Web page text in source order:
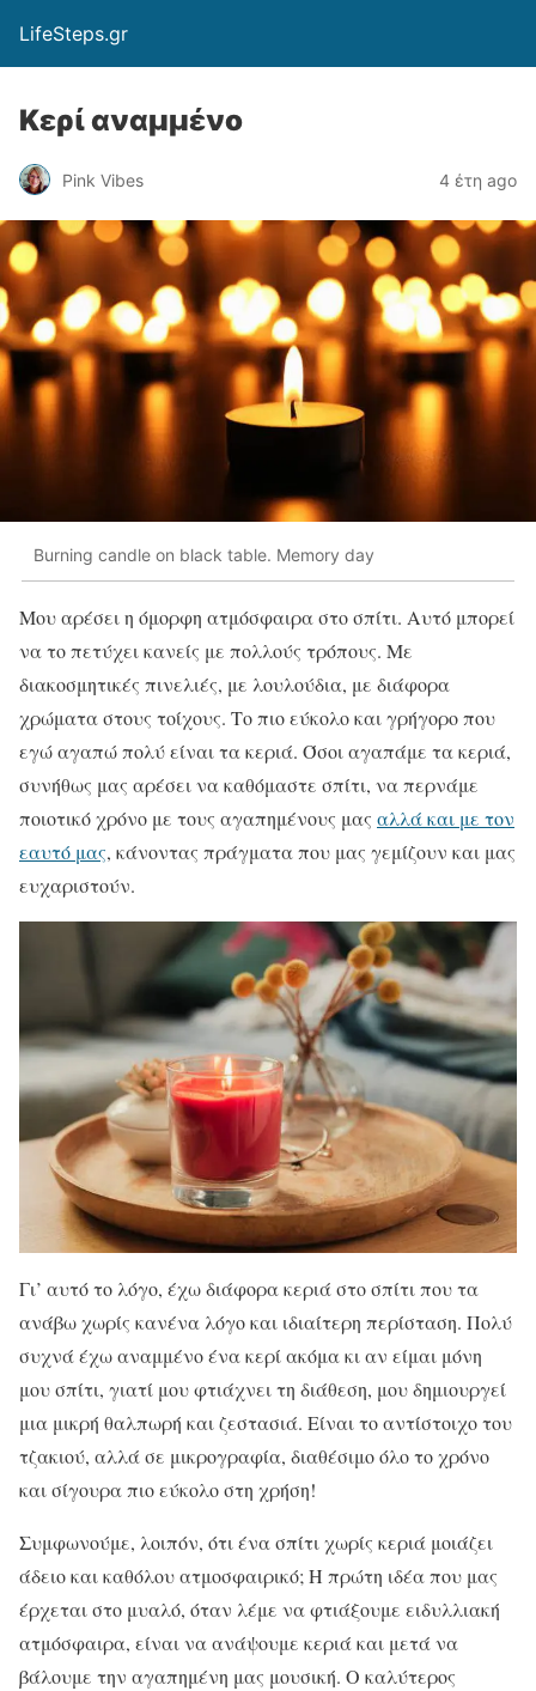
LifeSteps.gr
Κερί αναμμένο
Pink Vibes 4 έτη ago
Burning candle on black table. Memory day
Μου αρέσει η όμορφη ατμόσφαιρα στο σπίτι. Αυτό μπορεί
να το πετύχει κανείς με πολλούς τρόπους. Με
διακοσμητικές πινελιές, με λουλούδια, με διάφορα
χρώματα στους τοίχους. Το πιο εύκολο και γρήγορο που
εγώ αγαπώ πολύ είναι τα κεριά. Όσοι αγαπάμε τα κεριά,
συνήθως μας αρέσει να καθόμαστε σπίτι, να περνάμε
ποιοτικό χρόνο με τους αγαπημένους μας αλλά και με τον
εαυτό μας, κάνοντας πράγματα που μας γεμίζουν και μας
ευχαριστούν.
Γι’ αυτό το λόγο, έχω διάφορα κεριά στο σπίτι που τα
ανάβω χωρίς κανένα λόγο και ιδιαίτερη περίσταση. Πολύ
συχνά έχω αναμμένο ένα κερί ακόμα κι αν είμαι μόνη
μου σπίτι, γιατί μου φτιάχνει τη διάθεση, μου δημιουργεί
μια μικρή θαλπωρή και ζεστασιά. Είναι το αντίστοιχο του
τζακιού, αλλά σε μικρογραφία, διαθέσιμο όλο το χρόνο
και σίγουρα πιο εύκολο στη χρήση!
Συμφωνούμε, λοιπόν, ότι ένα σπίτι χωρίς κεριά μοιάζει
άδειο και καθόλου ατμοσφαιρικό; Η πρώτη ιδέα που μας
έρχεται στο μυαλό, όταν λέμε να φτιάξουμε ειδυλλιακή
ατμόσφαιρα, είναι να ανάψουμε κεριά και μετά να
βάλουμε την αγαπημένη μας μουσική. Ο καλύτερος